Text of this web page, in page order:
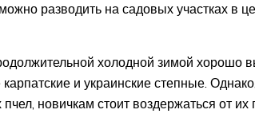
разводить на садовых участках в
холодной зимой хорошо
и украинские степные.
пчел, новичкам стоит воздержаться от их